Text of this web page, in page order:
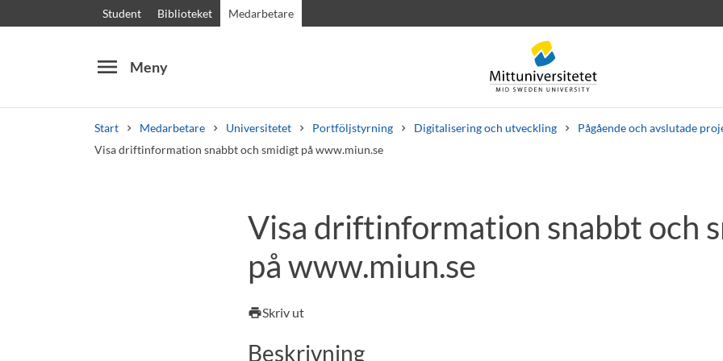
Student Biblioteket Medarbetare
menu Meny
Start Medarbetare Universitetet Portföljstyrning Digitalisering och utveckling
Pågående och avslutade
Visa driftinformation snabbt och smidigt på www.miun.se
KursplanerVälkomstbrev Personal Lediga jobb
Visa driftinformation snabbt och
på www.miun.se
printSkriv ut
Beskrivning